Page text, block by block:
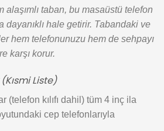
alaşımlı taban, bu masaüstü telefon
dayanıklı hale getirir. Tabandaki ve
hem telefonunuzu hem de sehpayı
karşı korur.
Liste)
(telefon kılıfı dahil) tüm 4 inç ila
cep telefonlarıyla